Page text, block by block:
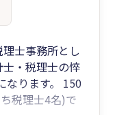
士事務所とし
・税理士の悴
なります。 150
税理士4名)で